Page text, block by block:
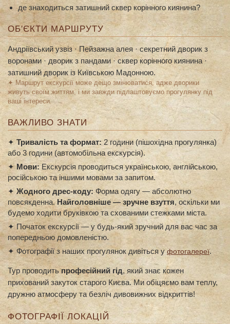
де знаходиться затишний сквер корінного киянина?
ОБ′ЄКТИ МАРШРУТУ
Андріївський узвіз · Пейзажна алея · секретний дворик з
воронами · дворик з пандами · сквер корінного киянина ·
затишний дворик із Київською Мадонною.
✦ Маршрут екскурсії може дещо змінюватися, адже дворики
живуть своїм життям, і ми завжди підлаштовуємо прогулянку під
ваші інтереси.
ВАЖЛИВО ЗНАТИ
✦ Тривалість та формат: 2 години (пішохідна прогулянка)
або 3 години (автомобільна екскурсія).
✦Мови:Екскурсія проводиться українською, англійською,
російською та іншими мовами за запитом.
✦Жодного дрес-коду:Форма одягу — абсолютно
повсякденна.Найголовніше — зручне взуття, оскільки ми
будемо ходити бруківкою та схованими стежками міста.
✦ Початок екскурсії — у будь-який зручний для вас час за
попередньою домовленістю.
✦ Фотографії з наших прогулянок дивіться уфотогалереї.
Тур проводитьпрофесійний гід, який знає кожен
прихований закуток старого Києва. Ми обіцяємо вам теплу,
дружню атмосферу та безліч дивовижних відкриттів!
ФОТОГРАФІЇ ЛОКАЦІЙ